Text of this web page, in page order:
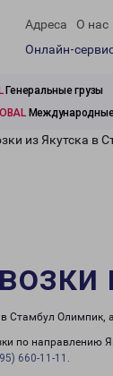
Адреса О нас
Онлайн-
Генеральные грузы
Международные
из Якутска в
в Стамбул
по направлению
660-11-11 .